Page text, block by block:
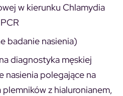
w kierunku Chlamydia
badanie nasienia)
diagnostyka męskiej
nasienia polegające na
z hialuronianem,